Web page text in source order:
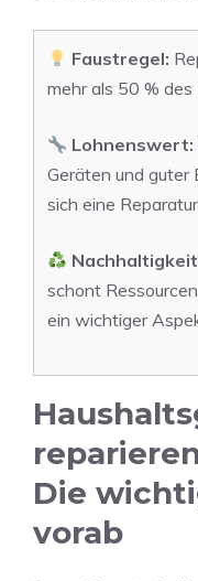
Faustregel:
mehr als 50 %
Lohnenswert:
Geräten und
sich eine
schont
ein wichtiger
Die
vorab